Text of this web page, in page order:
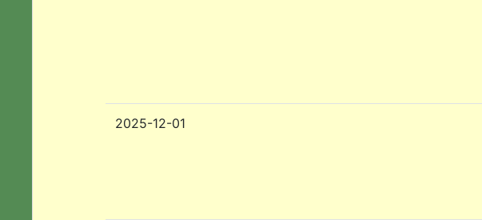
2025-12-01